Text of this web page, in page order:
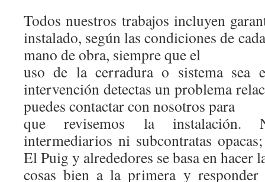
Todos nuestros trabajos incluyen
instalado, según las condiciones de
mano de obra, siempre que el
uso de la cerradura o sistema sea
intervención detectas un problema
puedes contactar con nosotros para
que revisemos la instalación.
intermediarios ni subcontratas
El Puig y alrededores se basa en hacer
cosas bien a la primera y